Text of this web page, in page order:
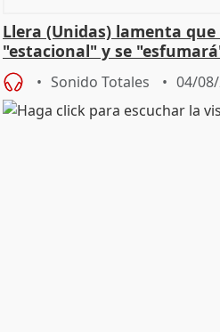
Llera (Unidas) lamenta que
"estacional" y se
Sonido Totales 04/